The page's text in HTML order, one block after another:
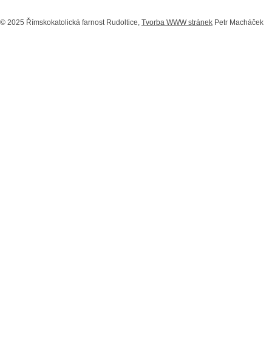
© 2025 Římskokatolická farnost Rudoltice, Tvorba WWW stránek Petr Macháček